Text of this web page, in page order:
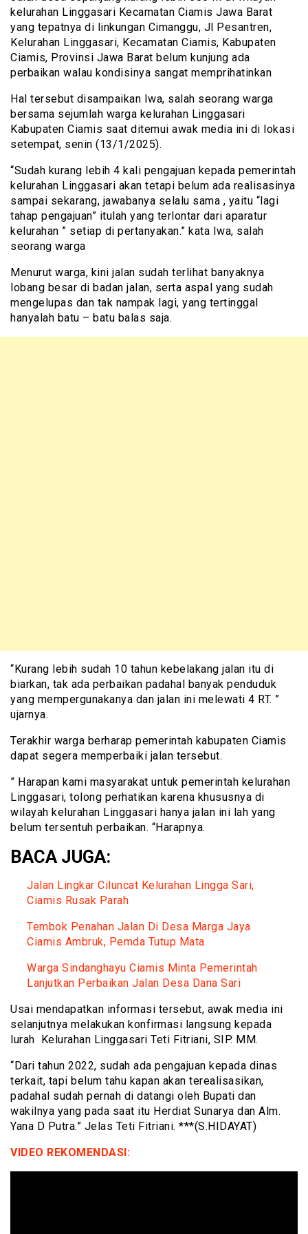
kelurahan Linggasari Kecamatan Ciamis Jawa Barat
yang tepatnya di linkungan Cimanggu, Jl Pesantren,
Kelurahan Linggasari, Kecamatan Ciamis, Kabupaten
Ciamis, Provinsi Jawa Barat belum kunjung ada
perbaikan walau kondisinya sangat memprihatinkan
Hal tersebut disampaikan Iwa, salah seorang warga
bersama sejumlah warga kelurahan Linggasari
Kabupaten Ciamis saat ditemui awak media ini di lokasi
setempat, senin (13/1/2025).
“Sudah kurang lebih 4 kali pengajuan kepada pemerintah
kelurahan Linggasari akan tetapi belum ada realisasinya
sampai sekarang, jawabanya selalu sama , yaitu “lagi
tahap pengajuan” itulah yang terlontar dari aparatur
kelurahan ” setiap di pertanyakan.” kata Iwa, salah
seorang warga
Menurut warga, kini jalan sudah terlihat banyaknya
lobang besar di badan jalan, serta aspal yang sudah
mengelupas dan tak nampak lagi, yang tertinggal
hanyalah batu – batu balas saja.
“Kurang lebih sudah 10 tahun kebelakang jalan itu di
biarkan, tak ada perbaikan padahal banyak penduduk
yang mempergunakanya dan jalan ini melewati 4 RT. ”
ujarnya.
Terakhir warga berharap pemerintah kabupaten Ciamis
dapat segera memperbaiki jalan tersebut.
” Harapan kami masyarakat untuk pemerintah kelurahan
Linggasari, tolong perhatikan karena khususnya di
wilayah kelurahan Linggasari hanya jalan ini lah yang
belum tersentuh perbaikan. “Harapnya.
BACA JUGA:
Jalan Lingkar Ciluncat Kelurahan Lingga Sari,
Ciamis Rusak Parah
Tembok Penahan Jalan Di Desa Marga Jaya
Ciamis Ambruk, Pemda Tutup Mata
Warga Sindanghayu Ciamis Minta Pemerintah
Lanjutkan Perbaikan Jalan Desa Dana Sari
Usai mendapatkan informasi tersebut, awak media ini
selanjutnya melakukan konfirmasi langsung kepada
lurah Kelurahan Linggasari Teti Fitriani, SIP. MM.
“Dari tahun 2022, sudah ada pengajuan kepada dinas
terkait, tapi belum tahu kapan akan terealisasikan,
padahal sudah pernah di datangi oleh Bupati dan
wakilnya yang pada saat itu Herdiat Sunarya dan Alm.
Yana D Putra.” Jelas Teti Fitriani. ***(S.HIDAYAT)
VIDEO REKOMENDASI: